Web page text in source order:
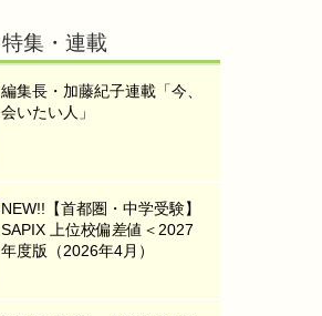
特集・連載
編集長・加藤紀子連載「今、
会いたい人」
NEW!!【首都圏・中学受験】
SAPIX 上位校偏差値＜2027
年度版（2026年4月）